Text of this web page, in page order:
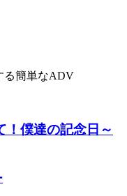
る簡単なADV
！僕達の記念日～